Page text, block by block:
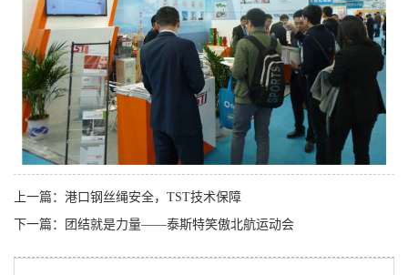
上一篇： 港口钢丝绳安全，TST技术保障
下一篇：
团结就是力量——泰斯特笑傲北航运动会